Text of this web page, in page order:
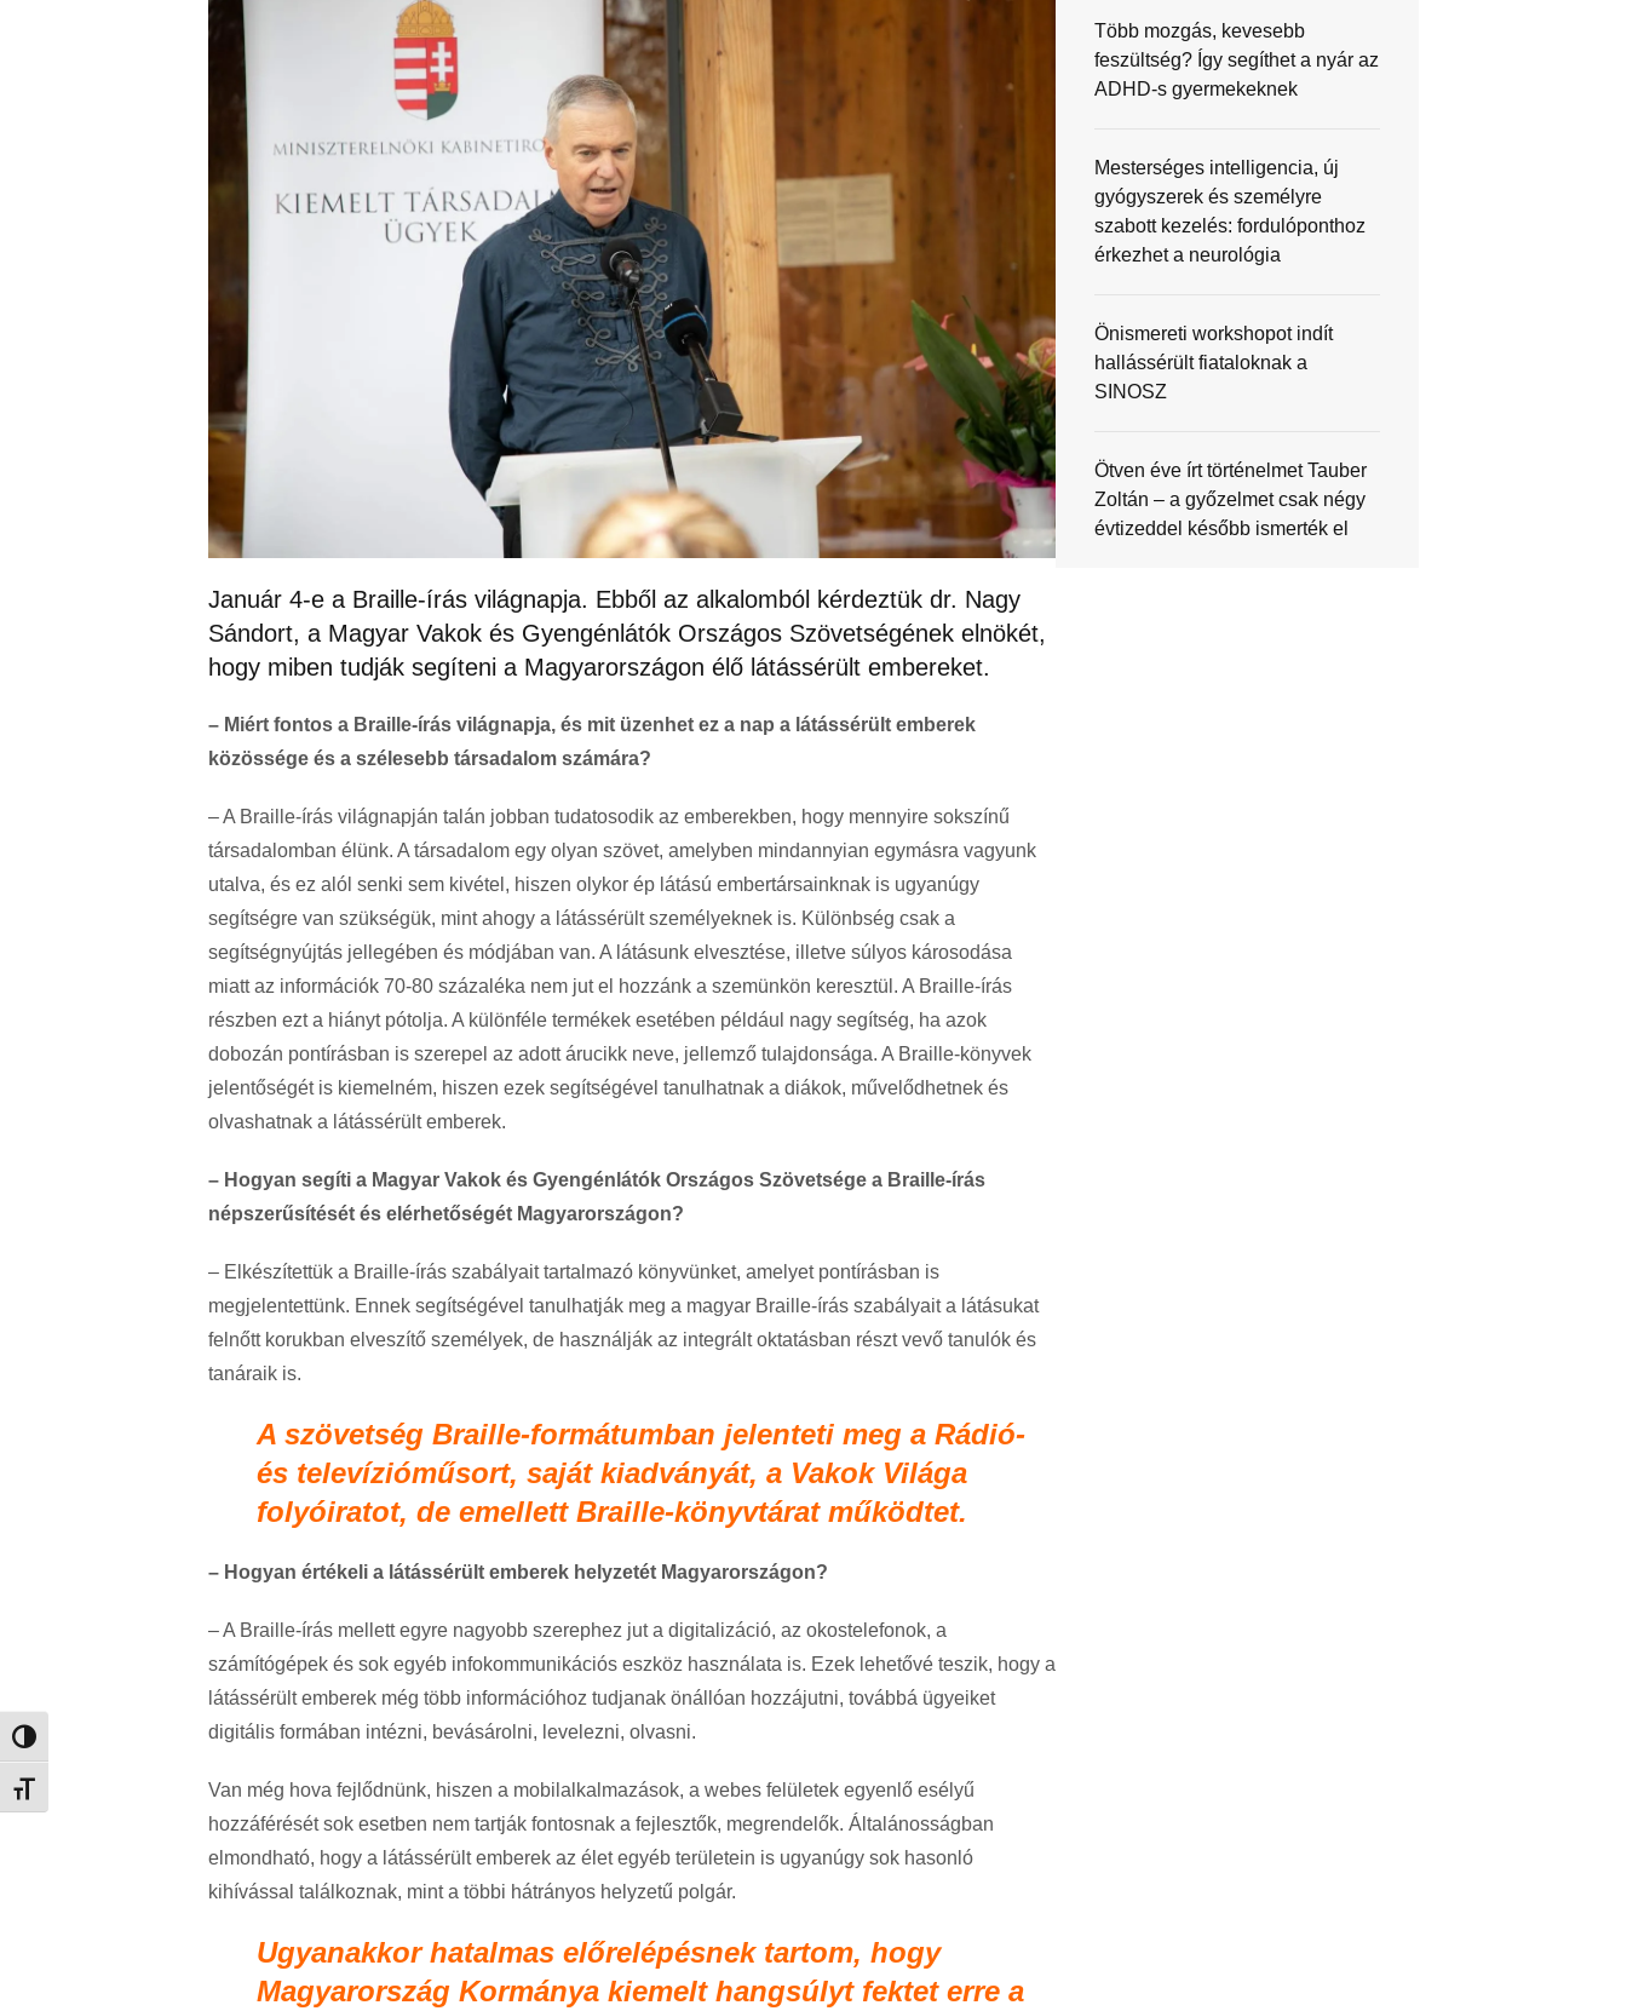
Nagy kontraszt váltása
Betűméret váltása
Január 4-e a Braille-írás világnapja. Ebből az alkalomból kérdeztük dr. Nagy
Sándort, a Magyar Vakok és Gyengénlátók Országos Szövetségének elnökét,
hogy miben tudják segíteni a Magyarországon élő látássérült embereket.
– Miért fontos a Braille-írás világnapja, és mit üzenhet ez a nap a látássérült emberek
közössége és a szélesebb társadalom számára?
– A Braille-írás világnapján talán jobban tudatosodik az emberekben, hogy mennyire sokszínű
társadalomban élünk. A társadalom egy olyan szövet, amelyben mindannyian egymásra vagyunk
utalva, és ez alól senki sem kivétel, hiszen olykor ép látású embertársainknak is ugyanúgy
segítségre van szükségük, mint ahogy a látássérült személyeknek is. Különbség csak a
segítségnyújtás jellegében és módjában van. A látásunk elvesztése, illetve súlyos károsodása
miatt az információk 70-80 százaléka nem jut el hozzánk a szemünkön keresztül. A Braille-írás
részben ezt a hiányt pótolja. A különféle termékek esetében például nagy segítség, ha azok
dobozán pontírásban is szerepel az adott árucikk neve, jellemző tulajdonsága. A Braille-könyvek
jelentőségét is kiemelném, hiszen ezek segítségével tanulhatnak a diákok, művelődhetnek és
olvashatnak a látássérült emberek.
– Hogyan segíti a Magyar Vakok és Gyengénlátók Országos Szövetsége a Braille-írás
népszerűsítését és elérhetőségét Magyarországon?
– Elkészítettük a Braille-írás szabályait tartalmazó könyvünket, amelyet pontírásban is
megjelentettünk. Ennek segítségével tanulhatják meg a magyar Braille-írás szabályait a látásukat
felnőtt korukban elveszítő személyek, de használják az integrált oktatásban részt vevő tanulók és
tanáraik is.
A szövetség Braille-formátumban jelenteti meg a Rádió-
és televízióműsort, saját kiadványát, a Vakok Világa
folyóiratot, de emellett Braille-könyvtárat működtet.
– Hogyan értékeli a látássérült emberek helyzetét Magyarországon?
– A Braille-írás mellett egyre nagyobb szerephez jut a digitalizáció, az okostelefonok, a
számítógépek és sok egyéb infokommunikációs eszköz használata is. Ezek lehetővé teszik, hogy a
látássérült emberek még több információhoz tudjanak önállóan hozzájutni, továbbá ügyeiket
digitális formában intézni, bevásárolni, levelezni, olvasni.
Van még hova fejlődnünk, hiszen a mobilalkalmazások, a webes felületek egyenlő esélyű
hozzáférését sok esetben nem tartják fontosnak a fejlesztők, megrendelők. Általánosságban
elmondható, hogy a látássérült emberek az élet egyéb területein is ugyanúgy sok hasonló
kihívással találkoznak, mint a többi hátrányos helyzetű polgár.
Ugyanakkor hatalmas előrelépésnek tartom, hogy
Magyarország Kormánya kiemelt hangsúlyt fektet erre a
Több mozgás, kevesebb
feszültség? Így segíthet a nyár az
ADHD-s gyermekeknek
Mesterséges intelligencia, új
gyógyszerek és személyre
szabott kezelés: fordulóponthoz
érkezhet a neurológia
Önismereti workshopot indít
hallássérült fiataloknak a
SINOSZ
Ötven éve írt történelmet Tauber
Zoltán – a győzelmet csak négy
évtizeddel később ismerték el